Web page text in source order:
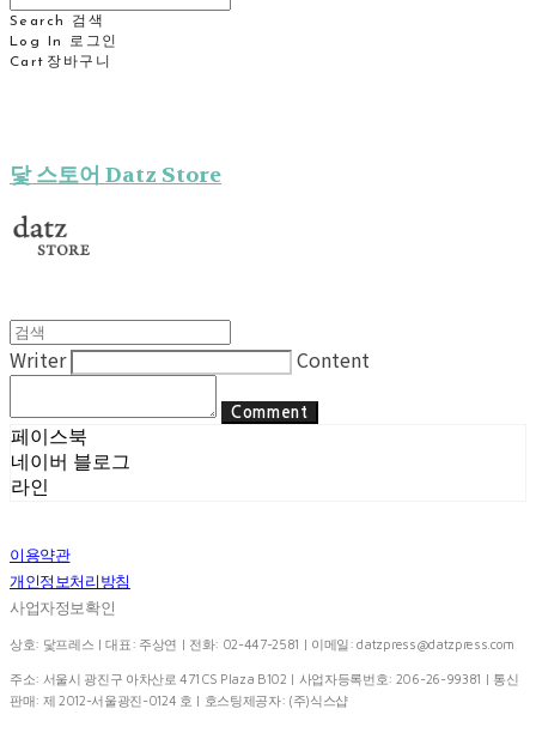
Search
검색
Log In
로그인
Cart 장바구니
닻 스토어 Datz Store
Writer Content
Comment
페이스북
네이버 블로그
라인
이용약관
개인정보처리방침
사업자정보확인
상호: 닻프레스 | 대표: 주상연 | 전화: 02-447-2581 | 이메일:datzpress@datzpress.com
주소: 서울시 광진구 아차산로 471 CS Plaza B102 | 사업자등록번호: 206-26-99381 | 통신
판매: 제 2012-서울광진-0124 호 | 호스팅제공자: (주)식스샵